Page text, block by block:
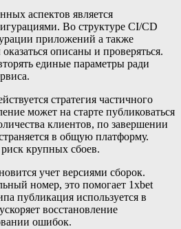
аспектов является
Во структуре CI/CD
приложений а также
описаны и проверяться.
единые параметры ради
стратегия частичного
может на старте публиковаться
клиентов, по завершении
в общую платформу.
крупных сбоев.
учет версиями сборок.
номер, это помогает 1xbet
публикация используется в
восстановление
ошибок.